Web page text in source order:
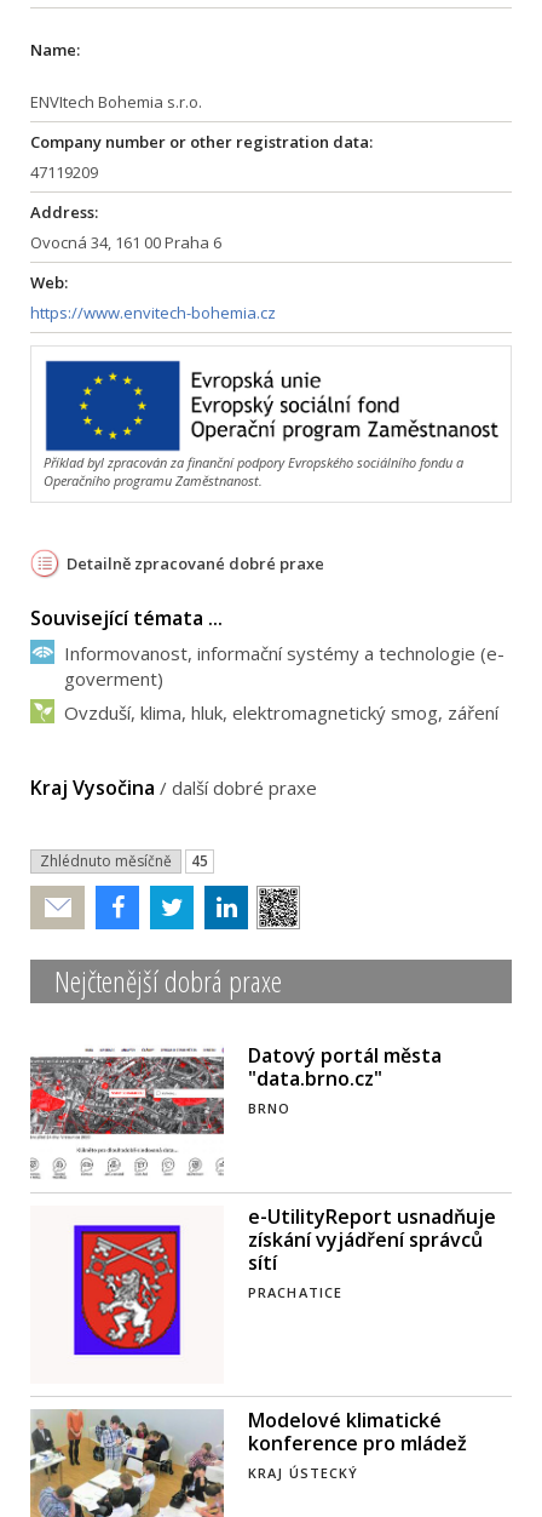
Name:
ENVItech Bohemia s.r.o.
Company number or other registration data:
47119209
Address:
Ovocná 34, 161 00 Praha 6
Web:
https://www.envitech-bohemia.cz
Příklad byl zpracován za finanční podpory Evropského sociálního fondu a
Operačního programu Zaměstnanost.
Detailně zpracované dobré praxe
Související témata ...
Informovanost, informační systémy a technologie (e-
goverment)
Ovzduší, klima, hluk, elektromagnetický smog, záření
Kraj Vysočina / další dobré praxe
Zhlédnuto měsíčně 45
Poslat
Nejčtenější dobrá praxe
Datový portál města
"data.brno.cz"
BRNO
e-UtilityReport usnadňuje
získání vyjádření správců
sítí
PRACHATICE
Modelové klimatické
konference pro mládež
KRAJ ÚSTECKÝ